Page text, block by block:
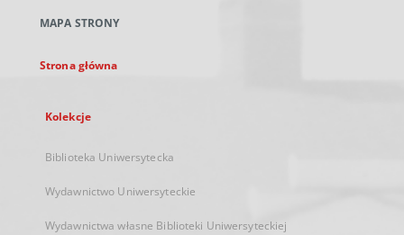
karcie
MAPA STRONY
Strona główna
Kolekcje
Biblioteka Uniwersytecka
Wydawnictwo Uniwersyteckie
Wydawnictwa własne Biblioteki Uniwersyteckiej